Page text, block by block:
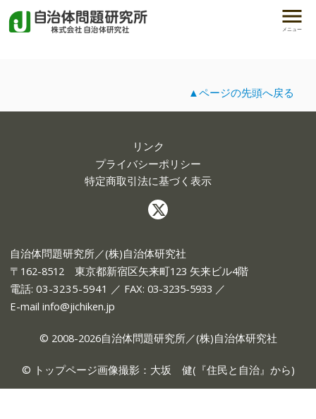
メニュー
▲ページの先頭へ戻る
リンク
プライバシーポリシー
特定商取引法に基づく表示
自治体問題研究所／(株)自治体研究社
〒162-8512 東京都新宿区矢来町123 矢来ビル4階
電話: 03-3235-5941 ／ FAX: 03-3235-5933 ／
E-mail info@jichiken.jp
© 2008-2026自治体問題研究所／(株)自治体研究社
© トップページ画像撮影：大坂 健(『住民と自治』から)